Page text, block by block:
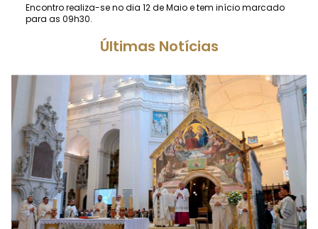
Encontro realiza-se no dia 12 de Maio e tem início marcado
para as 09h30.
Últimas Notícias